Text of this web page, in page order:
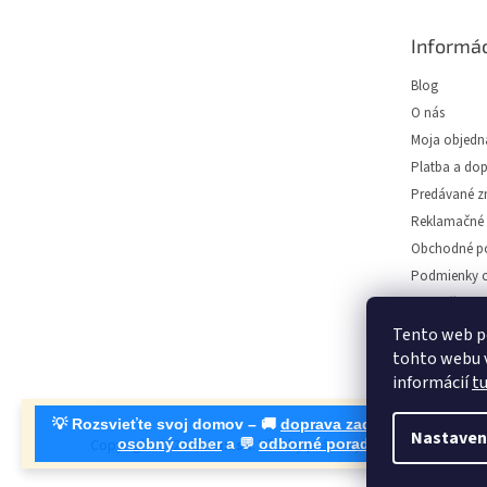
Tento web
tohto webu
informáciítu
💡 Rozsvieťte svoj domov – 🚚 doprava zadarmo od 30 €
osobný odbera 💬 odborné poradenstvo!
Blog
O nás
Moja
Platba a
Predávané
Obchodné
Podmienky
Predajňa
Napíšte nám
Kontakt
Copyright 2026EuLux.sk. Všetky práva vyhradené.Upraviť